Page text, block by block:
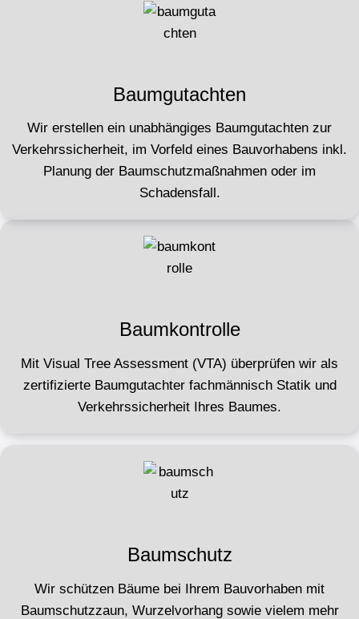
Baumgutachten
Wir erstellen ein unabhängiges Baumgutachten zur
Verkehrssicherheit, im Vorfeld eines Bauvorhabens inkl.
Planung der Baumschutzmaßnahmen oder im
Schadensfall.
Baumkontrolle
Mit Visual Tree Assessment (VTA) überprüfen wir als
zertifizierte Baumgutachter fachmännisch Statik und
Verkehrssicherheit Ihres Baumes.
Baumschutz
Wir schützen Bäume bei Ihrem Bauvorhaben mit
Baumschutzzaun, Wurzelvorhang sowie vielem mehr